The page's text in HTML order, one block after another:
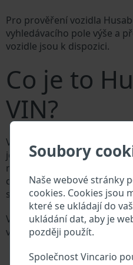
Soubory
Naše webové stránky
cookies. Cookies jsou
které se ukládají do
ukládání dat, aby je
později použít.
Společnost Vincario
Pro prověření vozidla
vyhledávacího pole výše a
vozidle jsou k dispozici.
Co je to
VIN?
Výrobce vozů Husaberg
jedinečné identifikační číslo
number (VIN). VIN se skládá
délce 17 znaků, do kterých
specifikaci vozidla.
Všechny databáze v
vyhledávají prostřednictvím
Databáze dovozců/